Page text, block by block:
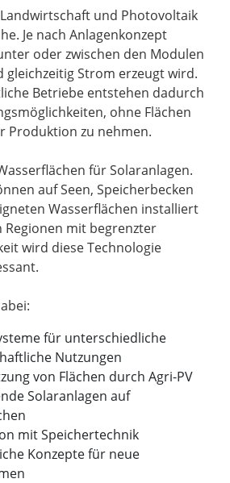
und Photovoltaik
Je nach Anlagenkonzept
oder zwischen den Modulen
gleichzeitig Strom erzeugt wird.
Betriebe entstehen dadurch
ohne Flächen
Produktion zu nehmen.
für Solaranlagen.
auf Seen, Speicherbecken
Wasserflächen installiert
Regionen mit begrenzter
wird diese Technologie
für unterschiedliche
Nutzungen
von Flächen durch Agri-PV
Solaranlagen auf
mit Speichertechnik
Konzepte für neue